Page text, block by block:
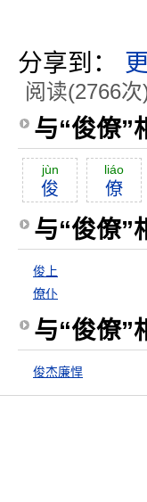
分享到：
阅读(2766次
与“俊僚”
jùn
俊
liáo
僚
与“俊僚”
俊上
僚仆
与“俊僚”
俊杰廉悍